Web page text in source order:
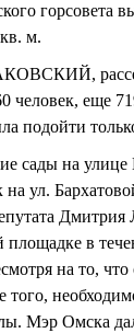
горсовета
м.
еще
подойти
сады на
ул.
в
на то, что
Мэр Омска